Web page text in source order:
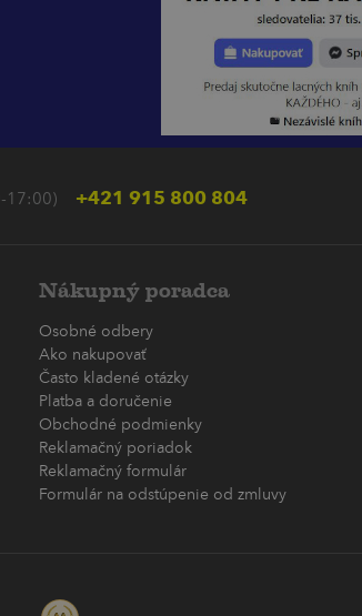
17:00) +421 915 800 804
Nákupný poradca
Osobné odbery
Ako nakupovať
Často kladené otázky
Platba a doručenie
Obchodné podmienky
Reklamačný poriadok
Reklamačný formulár
Formulár na odstúpenie od zmluvy